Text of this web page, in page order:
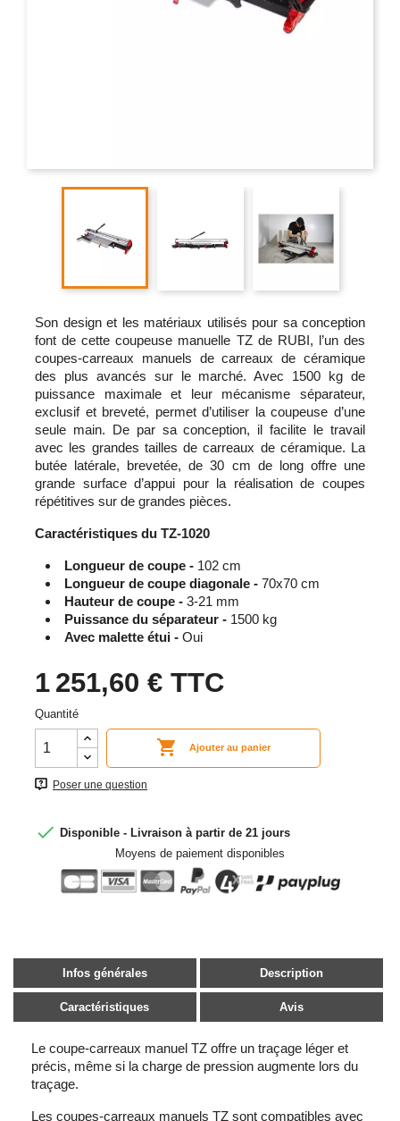
Son design et les matériaux utilisés pour sa conception
font de cette coupeuse manuelle TZ de RUBI, l’un des
coupes-carreaux manuels de carreaux de céramique
des plus avancés sur le marché. Avec 1500 kg de
puissance maximale et leur mécanisme séparateur,
exclusif et breveté, permet d’utiliser la coupeuse d’une
seule main. De par sa conception, il facilite le travail
avec les grandes tailles de carreaux de céramique. La
butée latérale, brevetée, de 30 cm de long offre une
grande surface d’appui pour la réalisation de coupes
répétitives sur de grandes pièces.
Caractéristiques du TZ-1020
Longueur de coupe - 102 cm
Longueur de coupe diagonale - 70x70 cm
Hauteur de coupe - 3-21 mm
Puissance du séparateur - 1500 kg
Avec malette étui - Oui
1 251,60 € TTC
Quantité
 Ajouter au panier
Poser une question
 Disponible - Livraison à partir de 21 jours
Moyens de paiement disponibles
Infos générales Description
Caractéristiques Avis
Le coupe-carreaux manuel TZ offre un traçage léger et
précis, même si la charge de pression augmente lors du
traçage.
Les coupes-carreaux manuels TZ sont compatibles avec